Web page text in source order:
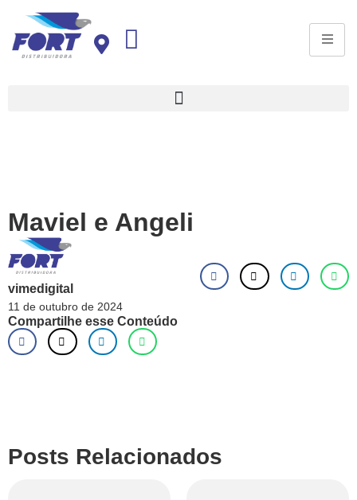
Maviel e Angeli
vimedigital
11 de outubro de 2024
Compartilhe esse Conteúdo
Posts Relacionados